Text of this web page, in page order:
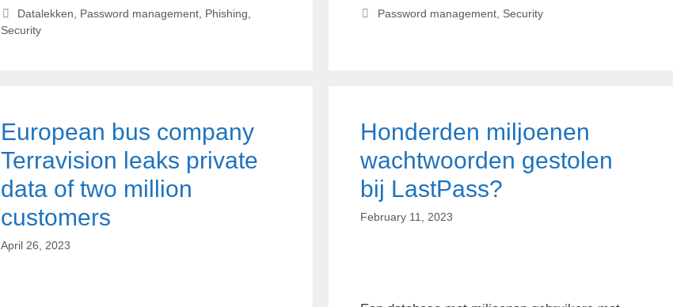
Datalekken, Password management, Phishing,
Security
Password management, Security
European bus company
Terravision leaks private
data of two million
customers
April 26, 2023
Honderden miljoenen
wachtwoorden gestolen
bij LastPass?
February 11, 2023